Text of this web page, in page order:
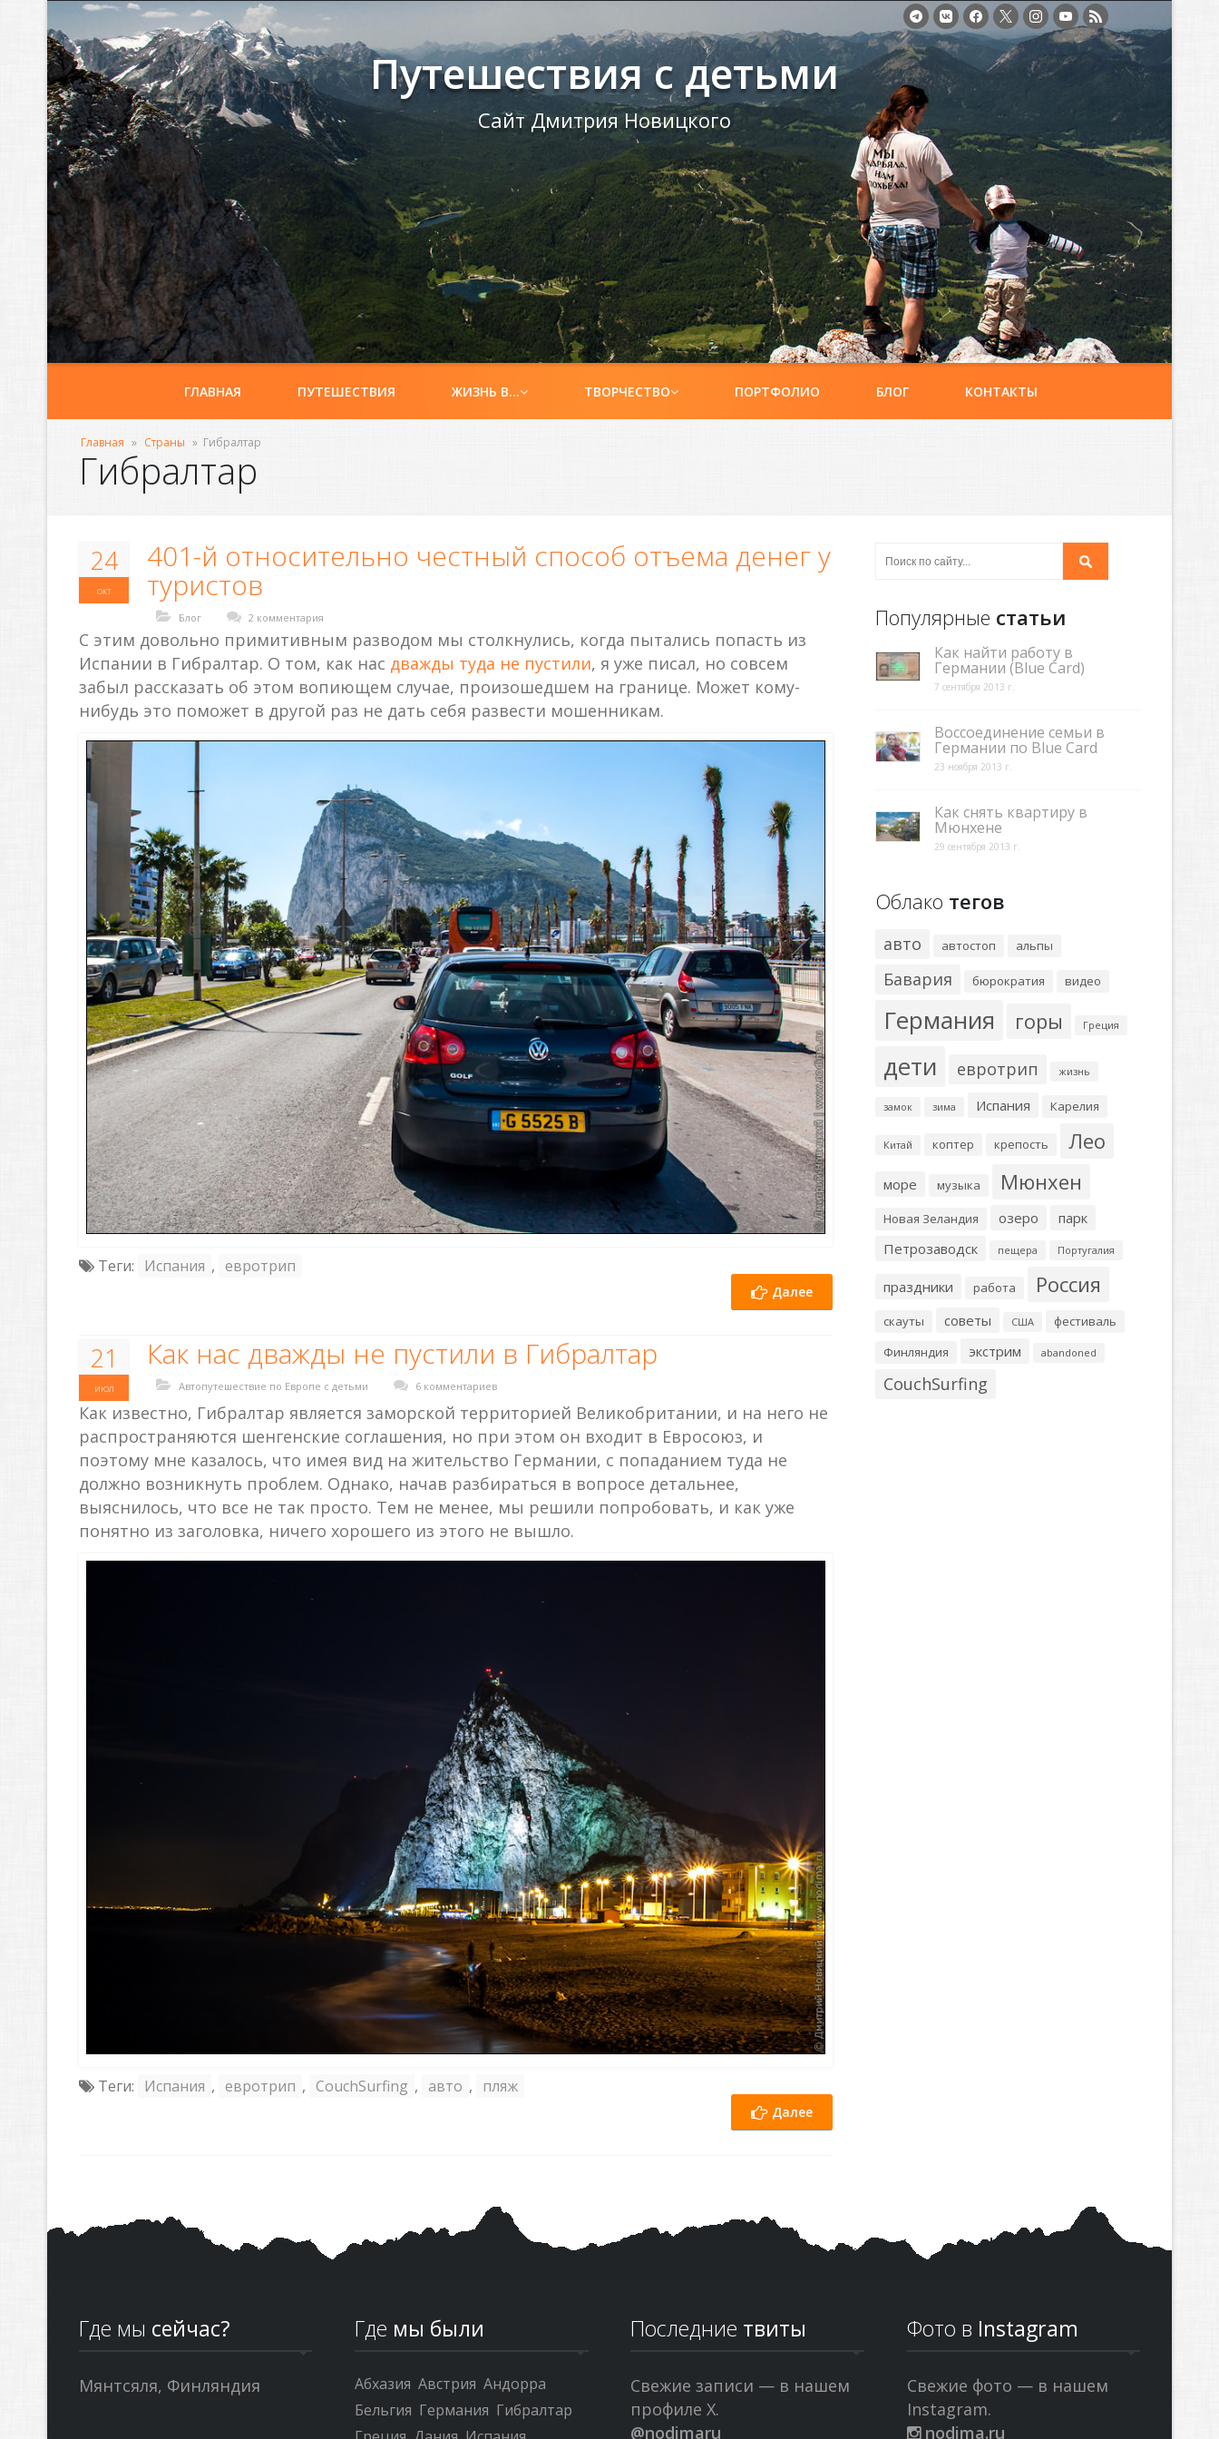
Путешествия с детьми
Сайт Дмитрия Новицкого
ГЛАВНАЯ ПУТЕШЕСТВИЯ ЖИЗНЬ В… ТВОРЧЕСТВО ПОРТФОЛИО БЛОГ КОНТАКТЫ
Главная » Страны » Гибралтар
Гибралтар
24
окт
401-й относительно честный способ отъема денег у
туристов
Блог 2 комментария
С этим довольно примитивным разводом мы столкнулись, когда пытались попасть из
Испании в Гибралтар. О том, как нас дважды туда не пустили, я уже писал, но совсем
забыл рассказать об этом вопиющем случае, произошедшем на границе. Может кому-
нибудь это поможет в другой раз не дать себя развести мошенникам.
Теги: Испания , евротрип
Далее
21
июл
Как нас дважды не пустили в Гибралтар
Автопутешествие по Европе с детьми 6 комментариев
Как известно, Гибралтар является заморской территорией Великобритании, и на него не
распространяются шенгенские соглашения, но при этом он входит в Евросоюз, и
поэтому мне казалось, что имея вид на жительство Германии, с попаданием туда не
должно возникнуть проблем. Однако, начав разбираться в вопросе детальнее,
выяснилось, что все не так просто. Тем не менее, мы решили попробовать, и как уже
понятно из заголовка, ничего хорошего из этого не вышло.
Теги: Испания , евротрип , CouchSurfing , авто , пляж
Далее
Популярные статьи
Как найти работу в
Германии (Blue Card)
7 сентября 2013 г.
Воссоединение семьи в
Германии по Blue Card
23 ноября 2013 г.
Как снять квартиру в
Мюнхене
29 сентября 2013 г.
Облако тегов
авто автостоп альпы
Бавария бюрократия видео
Германия горы Греция
дети евротрип жизнь
замок зима Испания Карелия
Китай коптер крепость Лео
море музыка Мюнхен
Новая Зеландия озеро
парк
Петрозаводск
пещера Португалия
праздники работа Россия
скауты советы США
фестиваль
Финляндия
экстрим abandoned
CouchSurfing
Где мы сейчас?
Мянтсяля, Финляндия
Где мы были
Абхазия Австрия Андорра
Бельгия Германия Гибралтар
Последние твиты
Свежие записи — в нашем
профиле X.
@nodimaru
Фото в Instagram
Свежие фото — в нашем
Instagram.
nodima.ru